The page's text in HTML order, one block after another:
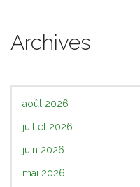
Archives
août 2026
juillet 2026
juin 2026
mai 2026